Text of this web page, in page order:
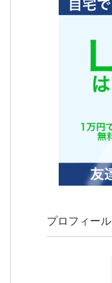
プロフィール